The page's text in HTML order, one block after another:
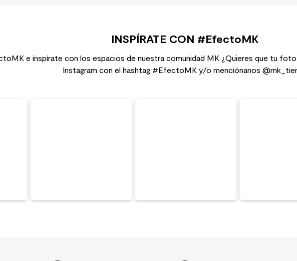
INSPÍRATE CON #EfectoMK
e inspírate con los espacios de nuestra comunidad MK ¿Quieres que tu foto
Instagram con el hashtag #EfectoMK y/o menciónanos